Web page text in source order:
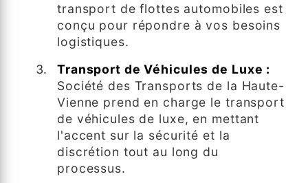
transport de flottes automobiles est
conçu pour répondre à vos besoins
logistiques.
Transport de Véhicules de Luxe :
Société des Transports de la Haute-
Vienne prend en charge le transport
de véhicules de luxe, en mettant
l'accent sur la sécurité et la
discrétion tout au long du
processus.